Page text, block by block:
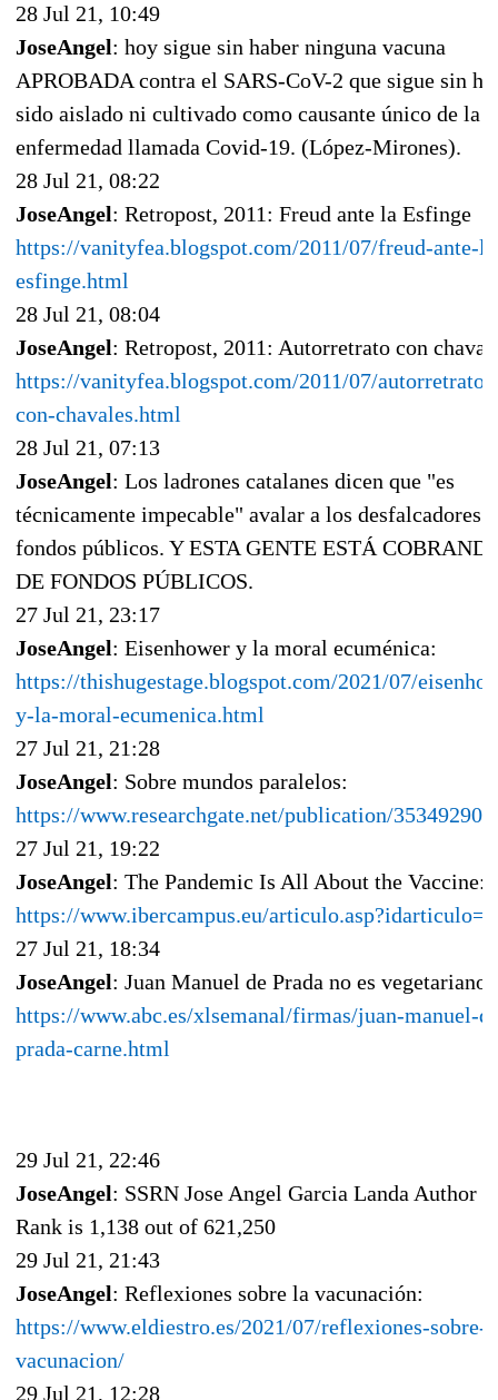
28 Jul 21, 10:49
JoseAngel: hoy sigue sin haber ninguna vacuna
APROBADA contra el SARS-CoV-2 que sigue sin
sido aislado ni cultivado como causante único de la
enfermedad llamada Covid-19. (López-Mirones).
28 Jul 21, 08:22
JoseAngel: Retropost, 2011: Freud ante la Esfinge
https://vanityfea.blogspot.com/2011/07/freud-ante-
esfinge.html
28 Jul 21, 08:04
JoseAngel: Retropost, 2011: Autorretrato con
https://vanityfea.blogspot.com/2011/07/autorretrato-
con-chavales.html
28 Jul 21, 07:13
JoseAngel: Los ladrones catalanes dicen que "es
técnicamente impecable" avalar a los desfalcadores
fondos públicos. Y ESTA GENTE ESTÁ
DE FONDOS PÚBLICOS.
27 Jul 21, 23:17
JoseAngel: Eisenhower y la moral ecuménica:
https://thishugestage.blogspot.com/2021/07/
y-la-moral-ecumenica.html
27 Jul 21, 21:28
JoseAngel: Sobre mundos paralelos:
https://www.researchgate.net/publication/353492904
27 Jul 21, 19:22
JoseAngel: The Pandemic Is All About the Vaccine:
https://www.ibercampus.eu/
27 Jul 21, 18:34
JoseAngel: Juan Manuel de Prada no es vegetariano:
https://www.abc.es/xlsemanal/firmas/juan-manuel-
prada-carne.html
29 Jul 21, 22:46
JoseAngel: SSRN Jose Angel Garcia Landa Author
Rank is 1,138 out of 621,250
29 Jul 21, 21:43
JoseAngel: Reflexiones sobre la vacunación:
https://www.eldiestro.es/2021/07/reflexiones-sobre-
vacunacion/
29 Jul 21, 12:28